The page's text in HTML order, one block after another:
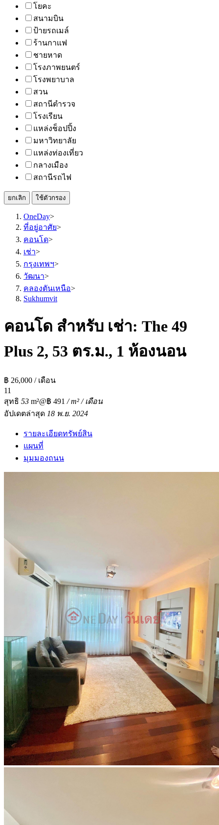
โยคะ
สนามบิน
ป้ายรถเมล์
ร้านกาแฟ
ชายหาด
โรงภาพยนตร์
โรงพยาบาล
สวน
สถานีตำรวจ
โรงเรียน
แหล่งช็อปปิ้ง
มหาวิทยาลัย
แหล่งท่องเที่ยว
กลางเมือง
สถานีรถไฟ
ยกเลิก ใช้ตัวกรอง
OneDay>
ที่อยู่อาศัย>
คอนโด>
เช่า>
กรุงเทพฯ>
วัฒนา>
คลองตันเหนือ>
Sukhumvit
คอนโด สำหรับ เช่า: The 49
Plus 2, 53 ตร.ม., 1 ห้องนอน
฿ 26,000 / เดือน
11
สุทธิ 53 m²@฿ 491 / m² / เดือน
อัปเดตล่าสุด 18 พ.ย. 2024
รายละเอียดทรัพย์สิน
แผนที่
มุมมองถนน